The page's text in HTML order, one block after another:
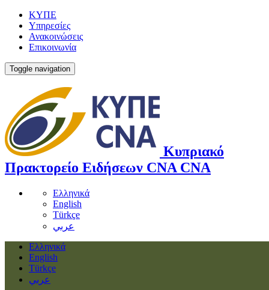
ΚΥΠΕ
Υπηρεσίες
Ανακοινώσεις
Επικοινωνία
Toggle navigation
Κυπριακό
Πρακτορείο Ειδήσεων CNA CNA
Ελληνικά
English
Türkçe
عربي
Ελληνικά
English
Türkçe
عربي